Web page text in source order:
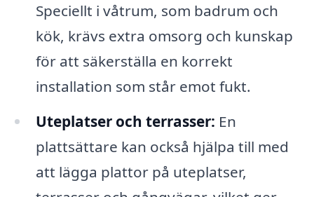
Speciellt i våtrum, som badrum och
kök, krävs extra omsorg och kunskap
för att säkerställa en korrekt
installation som står emot fukt.
Uteplatser och terrasser: En
plattsättare kan också hjälpa till med
att lägga plattor på uteplatser,